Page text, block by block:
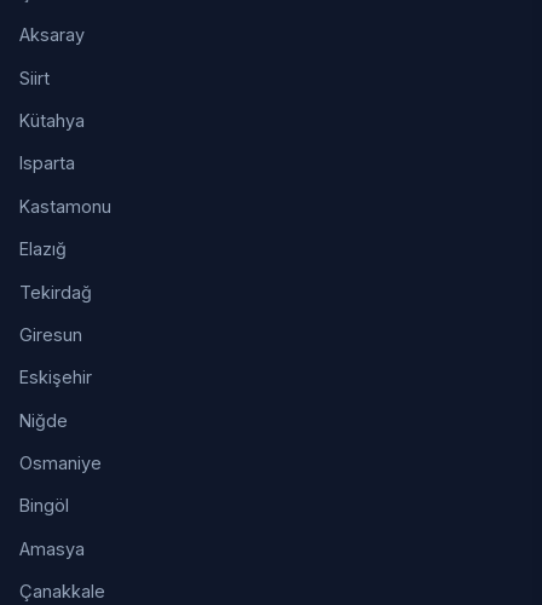
Aksaray
Siirt
Kütahya
Isparta
Kastamonu
Elazığ
Tekirdağ
Giresun
Eskişehir
Niğde
Osmaniye
Bingöl
Amasya
Çanakkale